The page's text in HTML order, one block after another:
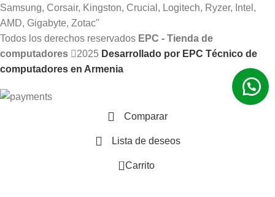
Todos los derechos reservados EPC - Tienda de
computadores
2025 Desarrollado por EPC Técnico de
computadores en Armenia
Comparar
Lista de deseos
0 Carrito